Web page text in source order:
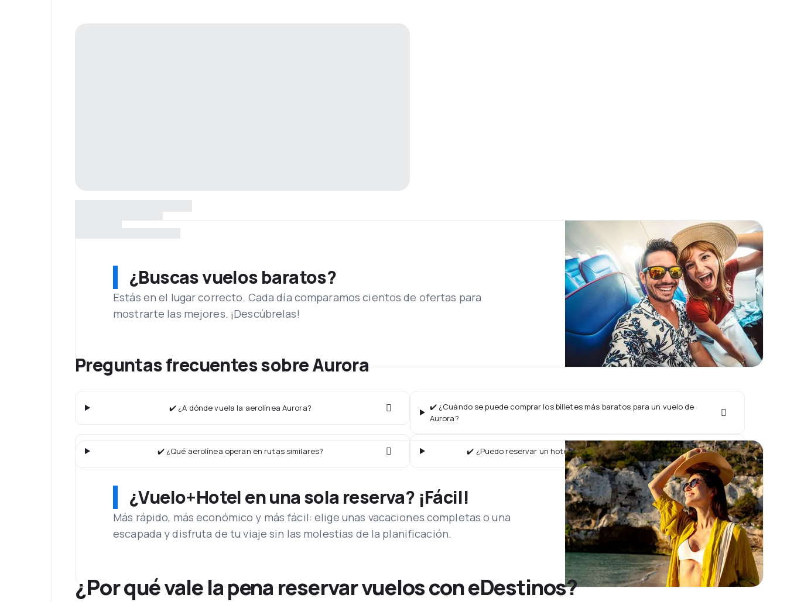
¿Buscas vuelos baratos?
Estás en el lugar correcto. Cada día comparamos cientos de ofertas para
mostrarte las mejores. ¡Descúbrelas!
Preguntas frecuentes sobre Aurora
✔️ ¿A dónde vuela la aerolínea Aurora?
✔️ ¿Cuándo se puede comprar los billetes más baratos para un vuelo de
Aurora?
✔️ ¿Qué aerolínea operan en rutas similares? ✔️ ¿Puedo reservar un hotel junto con un vuelo de Aurora?
¿Vuelo+Hotel en una sola reserva? ¡Fácil!
Más rápido, más económico y más fácil: elige unas vacaciones completas o una
escapada y disfruta de tu viaje sin las molestias de la planificación.
¿Por qué vale la pena reservar vuelos con eDestinos?